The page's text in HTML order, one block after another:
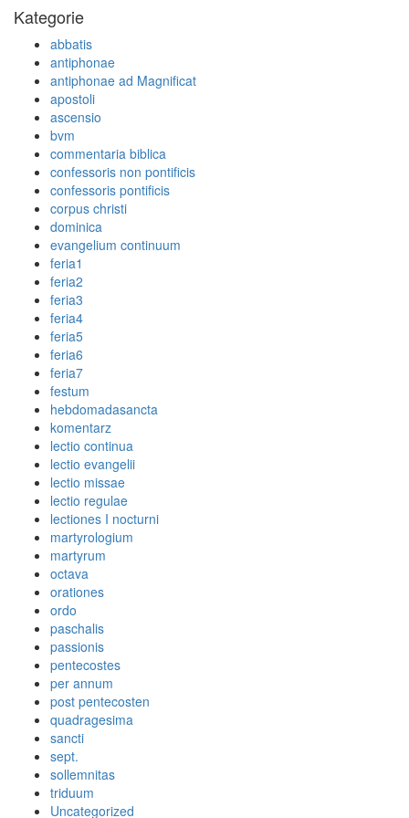
Kategorie
abbatis
antiphonae
antiphonae ad Magnificat
apostoli
ascensio
bvm
commentaria biblica
confessoris non pontificis
confessoris pontificis
corpus christi
dominica
evangelium continuum
feria1
feria2
feria3
feria4
feria5
feria6
feria7
festum
hebdomadasancta
komentarz
lectio continua
lectio evangelii
lectio missae
lectio regulae
lectiones I nocturni
martyrologium
martyrum
octava
orationes
ordo
paschalis
passionis
pentecostes
per annum
post pentecosten
quadragesima
sancti
sept.
sollemnitas
triduum
Uncategorized